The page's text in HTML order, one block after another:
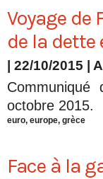
Voyage de
de la dette
| 22/10/2015
octobre 2015.
euro, europe, grèce
Face à la